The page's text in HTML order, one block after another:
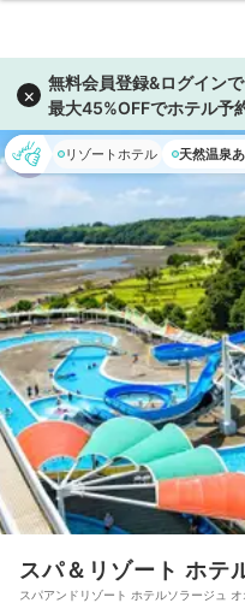
リゾートホテル 天然温泉
スパ＆リゾート ホテ
スパアンドリゾート ホテルソラージュ